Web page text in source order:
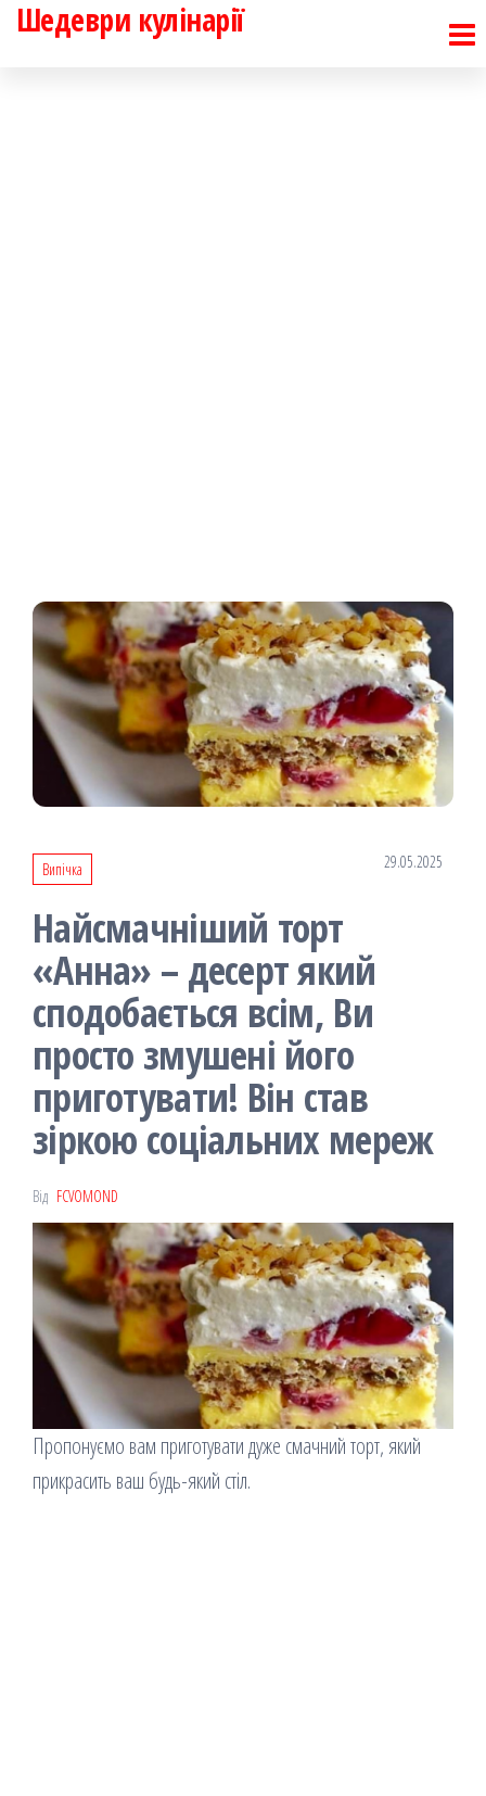
Перейти
Шедеври кулінарії
Випічка 29.05.2025
Найсмачніший торт
«Анна» – десерт який
сподобається всім, Ви
просто змушені його
приготувати! Він став
зіркою соціальних мереж
Від FCVOMOND
Пропонуємо вам приготувати дуже смачний торт, який
прикрасить ваш будь-який стіл.